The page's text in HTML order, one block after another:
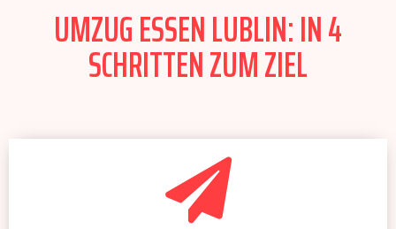
UMZUG ESSEN LUBLIN: IN 4
SCHRITTEN ZUM ZIEL